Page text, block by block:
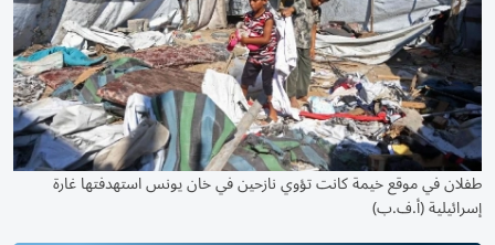
طفلان في موقع خيمة كانت تؤوي نازحين في خان يونس استهدفتها غارة
إسرائيلية (أ.ف.ب)